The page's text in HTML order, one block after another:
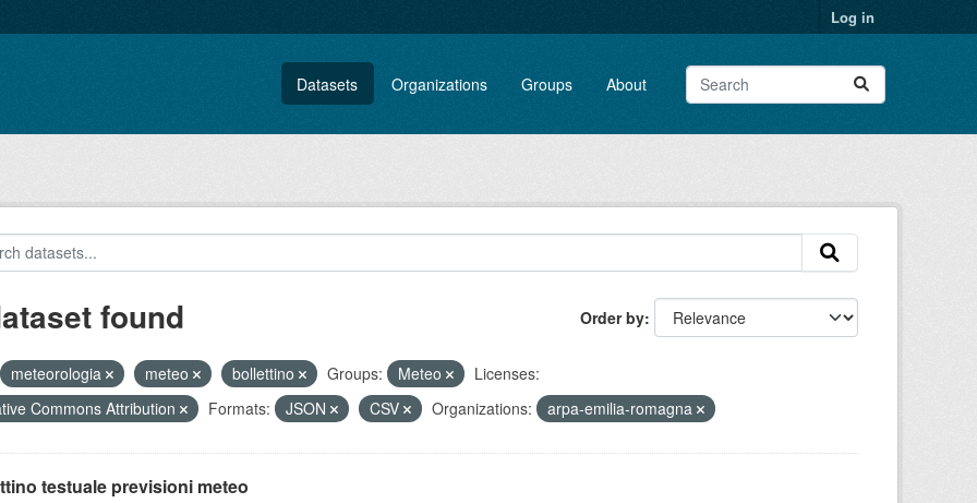
Log in
Datasets Organizations Groups About
Order by
found
meteorologia meteo bollettino Groups: Meteo
Licenses:
Commons Attribution
Formats: JSON CSV Organizations: arpa-emilia-romagna
testuale previsioni meteo